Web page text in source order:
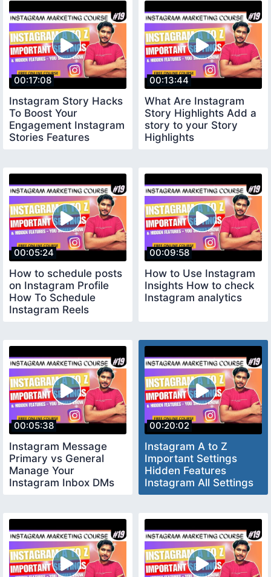
00:17:08
Instagram Story Hacks
To Boost Your
Engagement Instagram
Stories Features
00:13:44
What Are Instagram
Story Highlights Add a
story to your Story
Highlights
00:05:24
How to schedule posts
on Instagram Profile
How To Schedule
Instagram Reels
00:09:58
How to Use Instagram
Insights How to check
Instagram analytics
00:05:38
Instagram Message
Primary vs General
Manage Your
Instagram Inbox DMs
00:20:02
Instagram A to Z
Important Settings
Hidden Features
Instagram All Settings